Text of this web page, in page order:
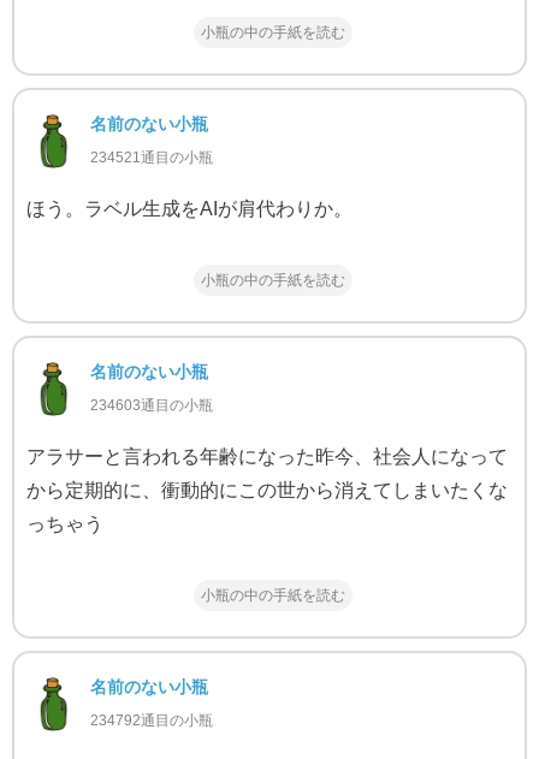
小瓶の中の手紙を読む
名前のない小瓶
234521通目の小瓶
ほう。ラベル生成をAIが肩代わりか。
小瓶の中の手紙を読む
名前のない小瓶
234603通目の小瓶
アラサーと言われる年齢になった昨今、社会人になって
から定期的に、衝動的にこの世から消えてしまいたくな
っちゃう
小瓶の中の手紙を読む
名前のない小瓶
234792通目の小瓶